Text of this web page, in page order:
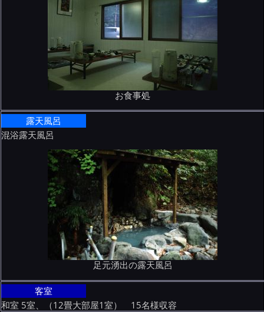
お食事処
露天風呂
混浴露天風呂
足元湧出の露天風呂
客室
和室 5室、（12畳大部屋1室） 15名様収容